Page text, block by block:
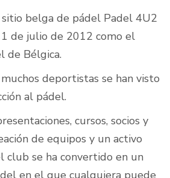
sitio belga de pádel Padel 4U2
de julio de 2012 como el
de Bélgica.
deportistas se han visto
al pádel.
cursos, socios y
de equipos y un activo
club se ha convertido en un
en el que cualquiera puede